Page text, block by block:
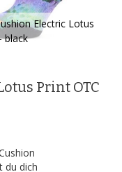
Electric Lotus
black
Print OTC
du dich